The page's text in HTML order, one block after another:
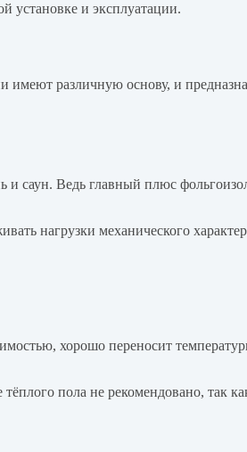
установке и эксплуатации.
имеют различную основу, и
и саун. Ведь главный плюс
нагрузки механического
хорошо переносит
пола не рекомендовано, так